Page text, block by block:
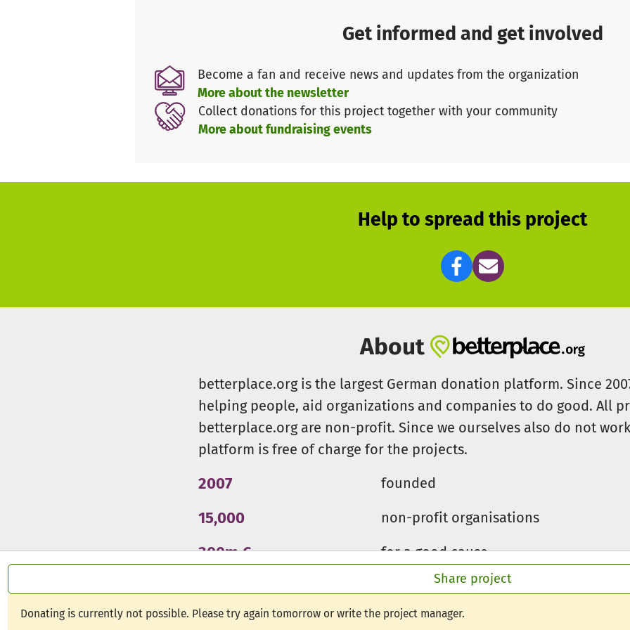
Share project
Donating is currently not possible. Please try again tomorrow or write the project manager.
Wir, die Erzieher/innen aus dem Hort, möchten den Kindern einen unvergesslichen
spannenden und einzigartigen Erinnerungen ermöglichen.
Unsere Eltern übernehmen nur die Kosten für die Unterbringung. So wollen wir auch
gestellt sind, die Möglichkeit geben ihren Kindern diese Reise zu ermöglichen. Die
die Fahrtkosten für alle öffentlichen Verkehrsmittel sowie die Unterbringungskosten
versuchen wir mit Spenden zu finanzieren.
Für die Tickets, der HVV (Bus, U-Bahn, Zug) benötigen wir 380,00 €.
Für den Transfer vom Musical in die Unterkunft benötigen wir 250,00 €
Für das Airbus-Werk benötigen wir 375,00 € + 360,00 € (Bus für die
Get informed and get involved
Become a fan and receive news and updates from the organization
More about the newsletter
Collect donations for this project together with your community
More about fundraising events
Help to spread this project
About
betterplace.org is the largest German donation platform. Since
helping people, aid organizations and companies to do good. All
betterplace.org are non-profit. Since we ourselves also do not
platform is free of charge for the projects.
2007 founded
15,000 non-profit organisations
300m € for a good cause